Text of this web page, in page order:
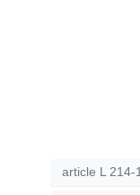
article L 214-